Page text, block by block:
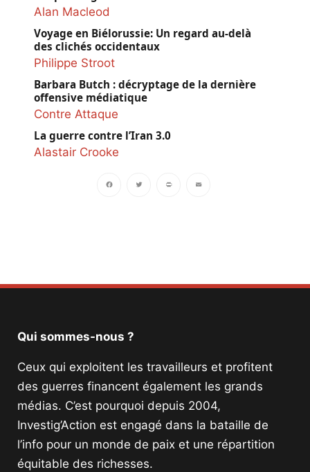
Alan Macleod
Voyage en Biélorussie: Un regard au-delà
des clichés occidentaux
Philippe Stroot
Barbara Butch : décryptage de la dernière
offensive médiatique
Contre Attaque
La guerre contre l’Iran 3.0
Alastair Crooke
Qui sommes-nous ?
Ceux qui exploitent les travailleurs et profitent
des guerres financent également les grands
médias. C’est pourquoi depuis 2004,
Investig’Action est engagé dans la bataille de
l’info pour un monde de paix et une répartition
équitable des richesses.